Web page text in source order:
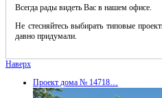
Всегда рады видеть Вас в нашем офисе.
Не стесняйтесь выбирать типовые
давно придумали.
Наверх
Проект дома № 14718…